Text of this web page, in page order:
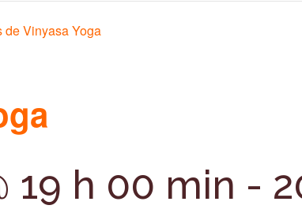
de Vinyasa Yoga
19 h 00 min -